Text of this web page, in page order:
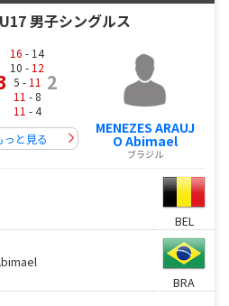
U17 男子シングルス
16 - 14
10 - 12
5 - 11
11 - 8
11 - 4
2
っと見る
MENEZES ARAUJ
O Abimael
ブラジル
BEL
BRA